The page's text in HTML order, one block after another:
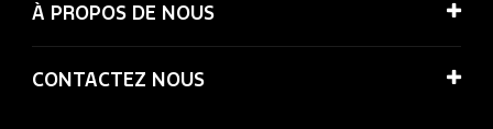
À PROPOS DE NOUS
CONTACTEZ NOUS